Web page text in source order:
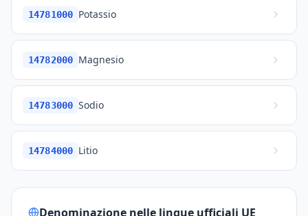
14781000 Potassio
14782000 Magnesio
14783000 Sodio
14784000 Litio
Denominazione nelle lingue ufficiali UE